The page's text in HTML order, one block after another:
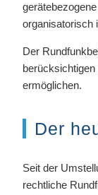
organisatorisch
Der
berücksichtigen
ermöglichen.
Der
Seit der
rechtliche